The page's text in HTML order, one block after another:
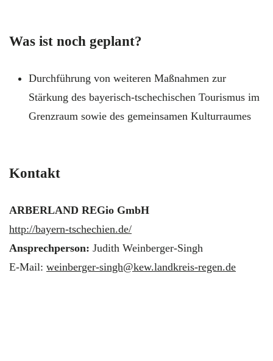
Was ist noch geplant?
Durchführung von weiteren Maßnahmen zur
Stärkung des bayerisch-tschechischen Tourismus im
Grenzraum sowie des gemeinsamen Kulturraumes
Kontakt
ARBERLAND REGio GmbH
http://bayern-tschechien.de/
Ansprechperson: Judith Weinberger-Singh
E-Mail: weinberger-singh@kew.landkreis-regen.de